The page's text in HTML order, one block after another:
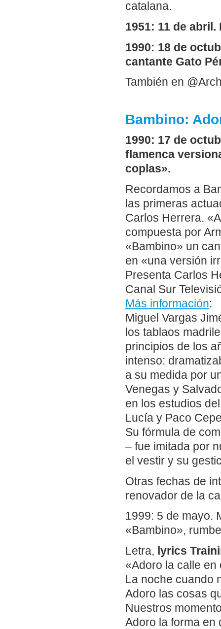
catalana.
1951: 11 de
1990: 18 de
cantante Gato
También en
Bambino:
1990: 17 de
flamenca
coplas».
Recordamos a
las primeras
Carlos Herrera.
compuesta por
«Bambino» un
en «una versión
Presenta Carlos
Canal Sur
Más información:
Miguel Vargas
los tablaos
principios de los
intenso:
a su medida por
Venegas y
en los estudios
Lucía y Paco
Su fórmula de
– fue imitada por
el vestir y su
Otras fechas de
renovador de la
1999: 5 de mayo.
«Bambino»,
Letra, lyrics
«Adoro la calle en
La noche cuando
Adoro las cosas
Nuestros
Adoro la forma en